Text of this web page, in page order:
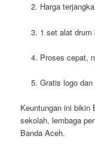
Harga
1 set alat drum
Proses cepat,
Gratis logo
Keuntungan ini bikin
sekolah, lembaga
Banda Aceh.